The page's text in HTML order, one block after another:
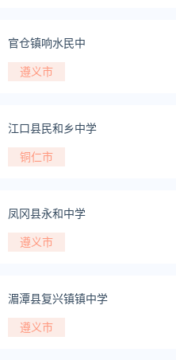
官仓镇响水民中
遵义市
江口县民和乡中学
铜仁市
凤冈县永和中学
遵义市
湄潭县复兴镇镇中学
遵义市